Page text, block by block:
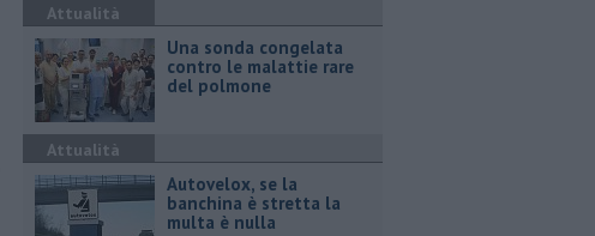
Attualità
Una sonda congelata
contro le malattie rare
del polmone
Attualità
Autovelox, se la
banchina è stretta la
multa è nulla